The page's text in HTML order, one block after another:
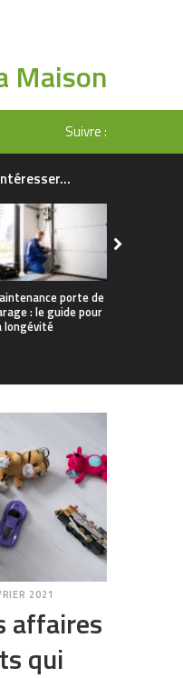
Maison
Suivre :
porte de
: le guide pour
longévité
2021
affaires
qui